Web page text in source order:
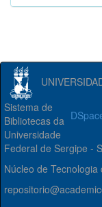
Sistema de
Bibliotecas da
Universidade
Federal de Sergipe -
Núcleo de